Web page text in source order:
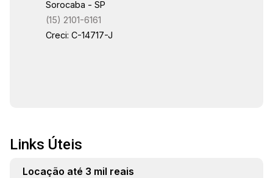
18:00
19:00
luxo e conforto. Todos os dormitórios têm piso
de madeira, e os banheiros são equipados com
box em vidro e gabinetes, mantendo um padrão
Sorocaba - SP
(15) 2101-6161
Creci: C-14717-J
Links Úteis
Locação até 3 mil reais